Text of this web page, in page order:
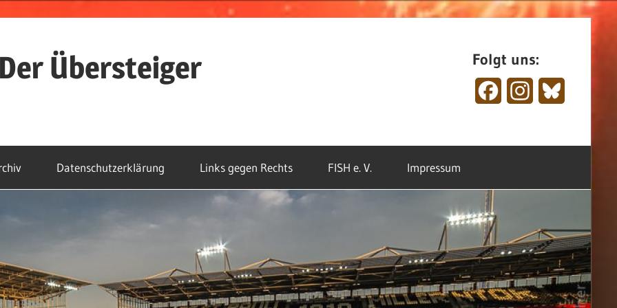
Der Übersteiger Folgt uns:
FacebookInstagram
Datenschutzerklärung Links gegen Rechts FISH e. V. Impressum